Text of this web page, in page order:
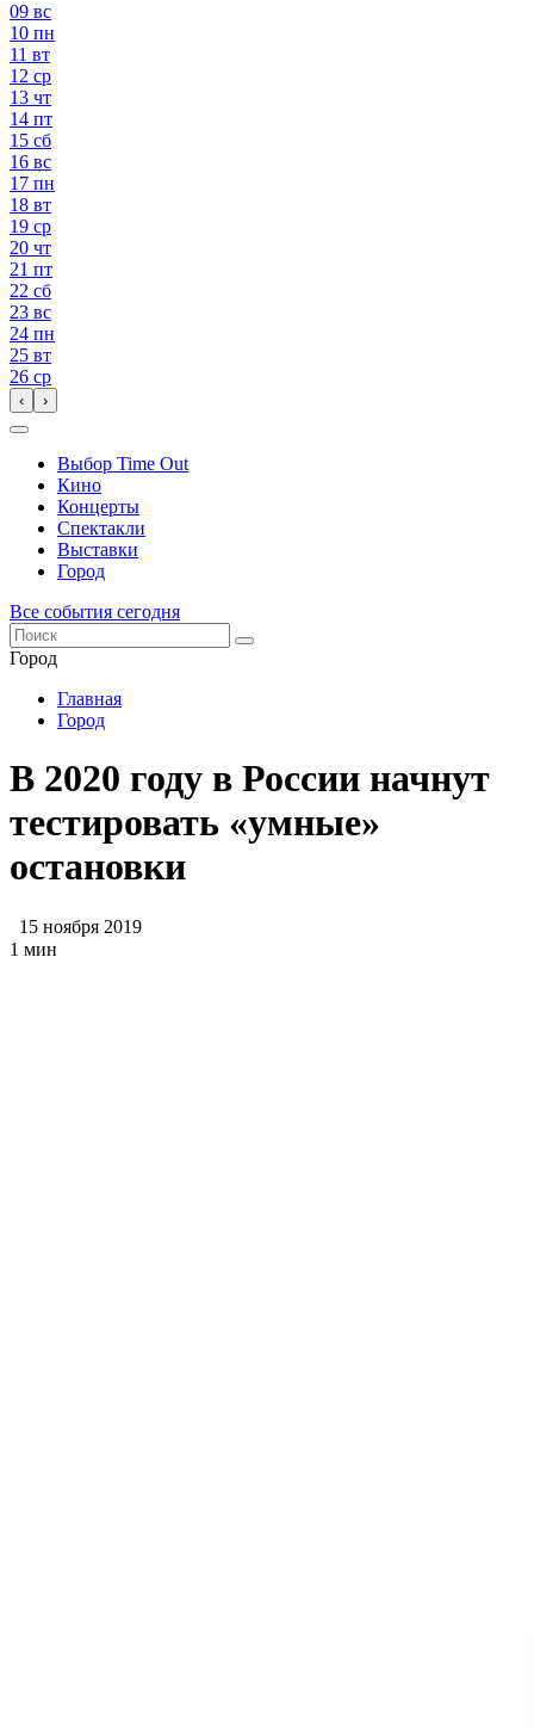
09 вс
10 пн
11 вт
12 ср
13 чт
14 пт
15 сб
16 вс
17 пн
18 вт
19 ср
20 чт
21 пт
22 сб
23 вс
24 пн
25 вт
26 ср
‹ ›
Выбор Time Out
Кино
Концерты
Спектакли
Выставки
Город
Все события сегодня
Город
Главная
Город
В 2020 году в России начнут
тестировать «умные»
остановки
15 ноября 2019
1 мин